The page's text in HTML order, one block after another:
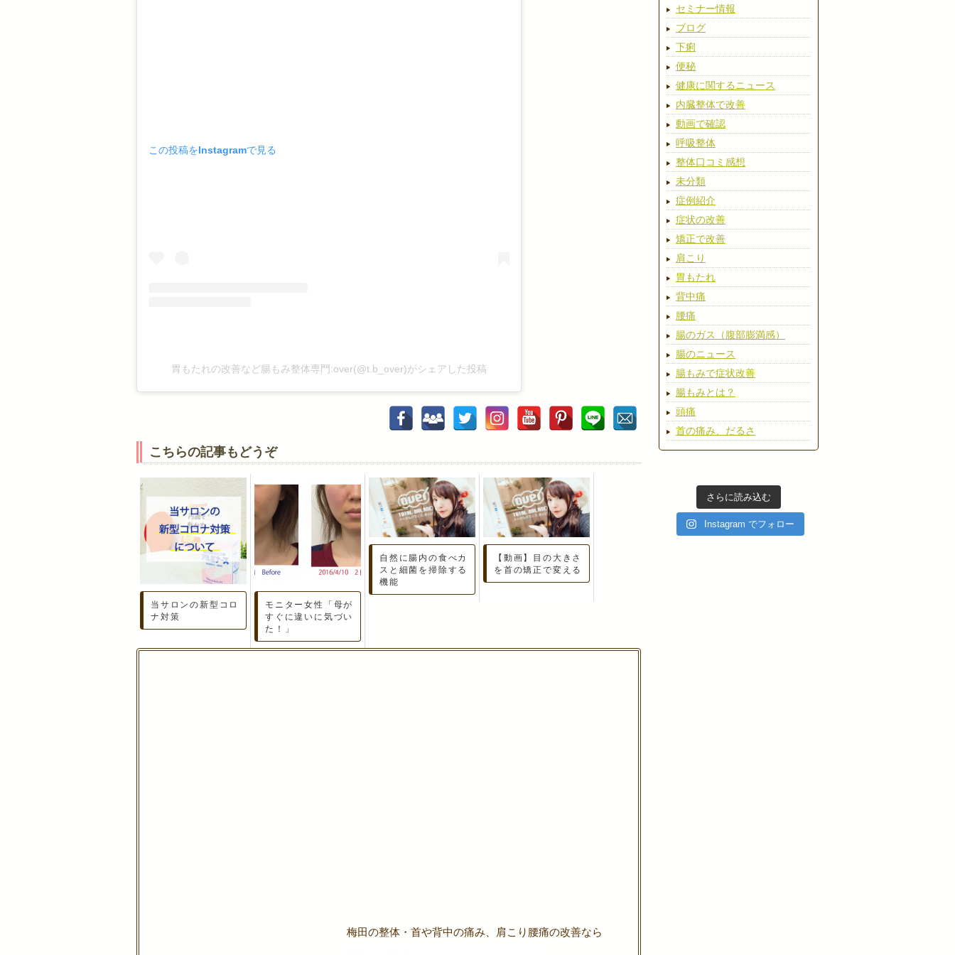
この投稿をInstagramで見る
胃もたれの改善など腸もみ整体専門:over(@t.b_over)がシェアした投稿
こちらの記事もどうぞ
当サロンの新型コロ
ナ対策
モニター女性「母が
すぐに違いに気づい
た！」
自然に腸内の食べカ
スと細菌を掃除する
機能
【動画】目の大きさ
を首の矯正で変える
梅田の整体・首や背中の痛み、肩こり腰痛の改善なら
セミナー情報
ブログ
下痢
便秘
健康に関するニュース
内臓整体で改善
動画で確認
呼吸整体
整体口コミ感想
未分類
症例紹介
症状の改善
矯正で改善
肩こり
胃もたれ
背中痛
腰痛
腸のガス（腹部膨満感）
腸のニュース
腸もみで症状改善
腸もみとは？
頭痛
首の痛み、だるさ
さらに読み込む
Instagram でフォロー